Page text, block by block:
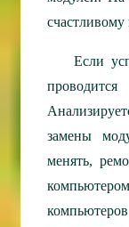
счастливому
Если
замены
менять,